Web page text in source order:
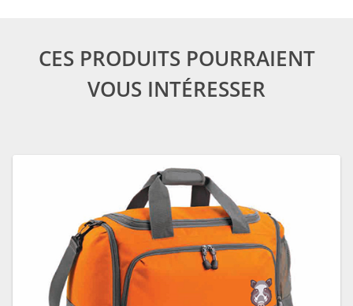
CES PRODUITS POURRAIENT
VOUS INTÉRESSER